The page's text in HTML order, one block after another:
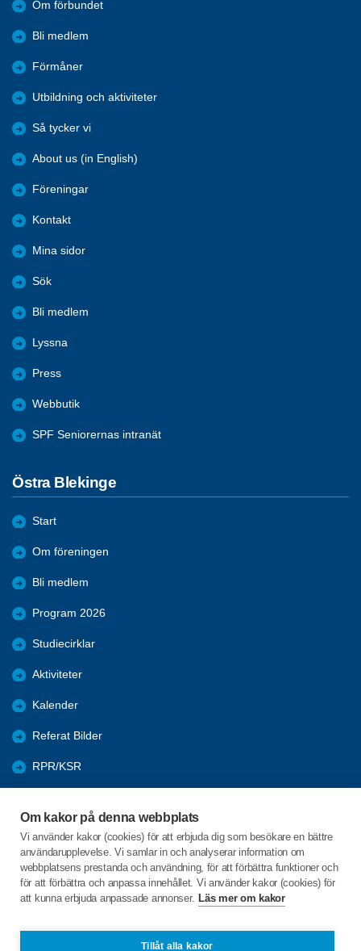
Om kakor på denna webbplats
Vi använder kakor (cookies) för att erbjuda dig som besökare en bättre
användarupplevelse. Vi samlar in och analyserar information om
webbplatsens prestanda och användning, för att förbättra funktioner och
för att förbättra och anpassa innehållet. Vi använder kakor (cookies) för
att kunna erbjuda anpassade annonser. Läs mer om kakor
Tillåt alla kakor
Om förbundet
Bli medlem
Förmåner
Utbildning och aktiviteter
Så tycker vi
About us (in English)
Föreningar
Kontakt
Mina sidor
Sök
Bli medlem
Lyssna
Press
Webbutik
SPF Seniorernas intranät
Östra Blekinge
Start
Om föreningen
Bli medlem
Program 2026
Studiecirklar
Aktiviteter
Kalender
Referat Bilder
RPR/KSR
Föreningarnas öppna aktiviteter
C/o:Karl-Erik Andersson